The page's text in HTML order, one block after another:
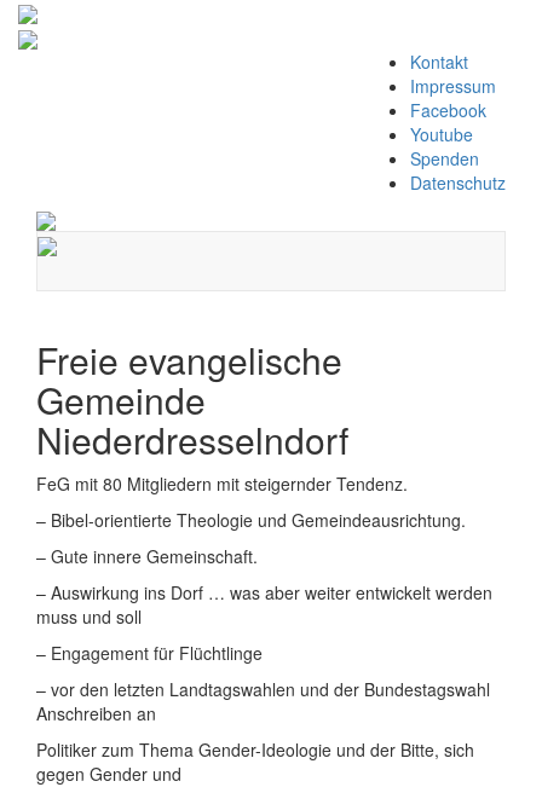
Kontakt
Impressum
Facebook
Youtube
Spenden
Datenschutz
Navigation
Freie evangelische
Gemeinde
Niederdresselndorf
FeG mit 80 Mitgliedern mit steigernder Tendenz.
– Bibel-orientierte Theologie und Gemeindeausrichtung.
– Gute innere Gemeinschaft.
– Auswirkung ins Dorf … was aber weiter entwickelt werden
muss und soll
– Engagement für Flüchtlinge
– vor den letzten Landtagswahlen und der Bundestagswahl
Anschreiben an
Politiker zum Thema Gender-Ideologie und der Bitte, sich
gegen Gender und